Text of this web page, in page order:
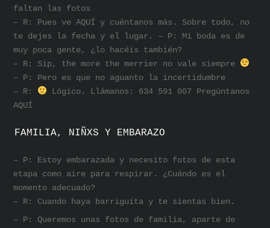
faltan las fotos
– R: Pues ve AQUÍ y cuéntanos más. Sobre todo, no
te dejes la fecha y el lugar. – P: Mi boda es de
muy poca gente, ¿lo hacéis también?
– R: Sip, the more the merrier no vale siempre
– P: Pero es que no aguanto la incertidumbre
– R:
Lógico. Llámanos: 634 591 007 Pregúntanos
AQUÍ
FAMILIA, NIÑXS Y EMBARAZO
– P: Estoy embarazada y necesito fotos de esta
etapa como aire para respirar. ¿Cuándo es el
momento adecuado?
– R: Cuando haya barriguita y te sientas bien.
– P: Queremos unas fotos de familia, aparte de